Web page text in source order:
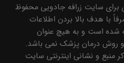
سایت زرافه جادویی محفوظ
با هدف بالا بردن اطلاعات
شده است و به هیچ عنوان
روش درمان پزشک نمی باشد.
منبع و نشانی اینترنتی سایت